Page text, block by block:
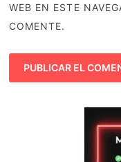
WEB EN ESTE
COMENTE.